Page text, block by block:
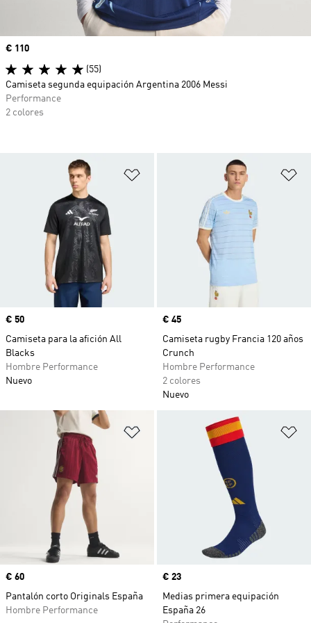
Añadir a la lista de deseos
Precio
€ 50
Camiseta para la afición All
Blacks
Hombre Performance
Nuevo
Precio
€ 45
Camiseta rugby Francia 120 años
Crunch
Hombre Performance
2 colores
Nuevo
Añadir a la lista de deseos
Precio
€ 60
Pantalón corto Originals España
Hombre Performance
Precio
€ 23
Medias primera equipación
España 26
Precio
€ 110
(55)
Camiseta segunda equipación Argentina 2006 Messi
Performance
2 colores